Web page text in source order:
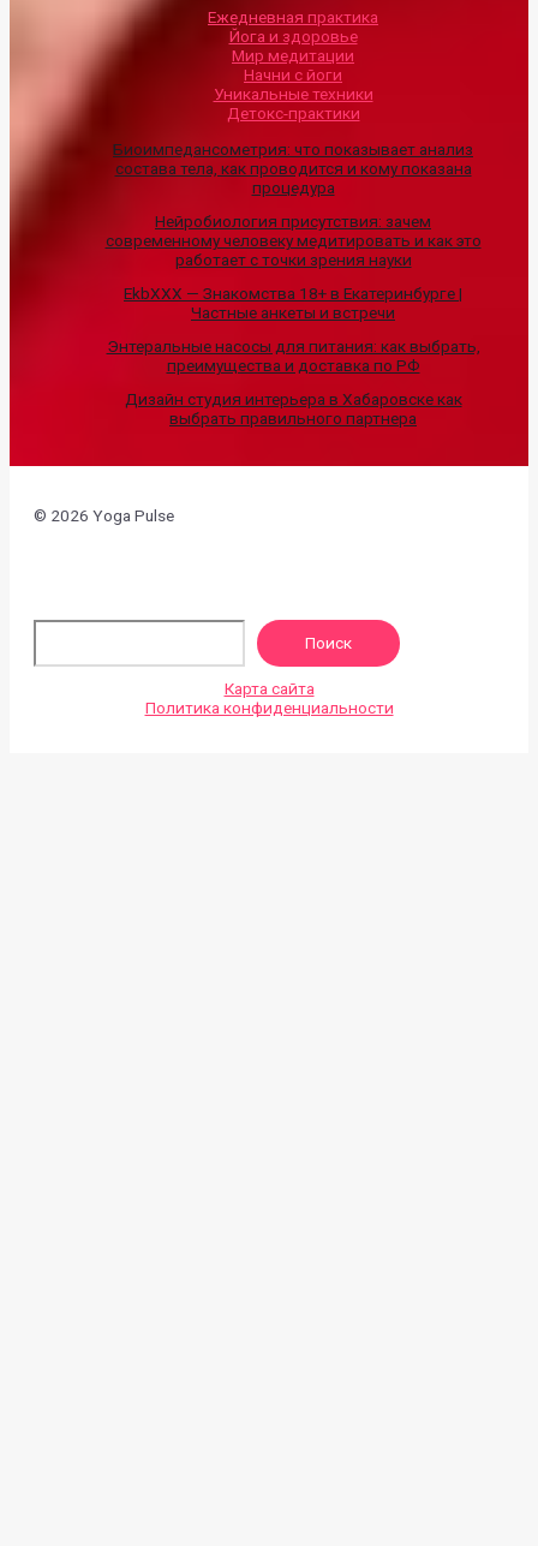
Ежедневная практика
Йога и здоровье
Мир медитации
Начни с йоги
Уникальные техники
Детокс-практики
Биоимпедансометрия: что показывает анализ
состава тела, как проводится и кому показана
процедура
Нейробиология присутствия: зачем
современному человеку медитировать и как это
работает с точки зрения науки
EkbXXX — Знакомства 18+ в Екатеринбурге |
Частные анкеты и встречи
Энтеральные насосы для питания: как выбрать,
преимущества и доставка по РФ
Дизайн студия интерьера в Хабаровске как
выбрать правильного партнера
© 2026 Yoga Pulse
Поиск
Карта сайта
Политика конфиденциальности